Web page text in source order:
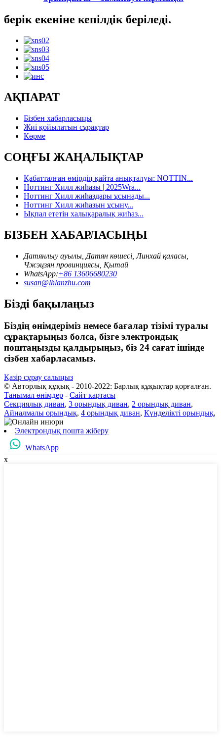
берік екеніне кепілдік беріледі.
АҚПАРАТ
Бізбен хабарласыңы
Жиі қойылатын сұрақтар
Көрме
СОҢҒЫ ЖАҢАЛЫҚТАР
Қабатталған өмірдің қайта анықталуы: NOTTIN...
Ноттинг Хилл жиһазы | 2025Wra...
Ноттинг Хилл жиһаздары ұсынады...
Ноттинг Хилл жиһазын ұсыну...
Ықпал ететін халықаралық жиһаз...
БІЗБЕН ХАБАРЛАСЫҢЫ
Датянлыу ауылы, Датян көшесі, Линхай қаласы,
Чжэцзян провинциясы, Қытай
WhatsApp:+86 13606680230
susan@lhlanzhu.com
Бізді бақылаңыз
Біздің өнімдеріміз немесе бағалар тізімі туралы
сұрақтарыңыз болса, бізге электрондық
поштаңызды қалдырыңыз, біз 24 сағат ішінде
сізбен хабарласамыз.
Қазір сұрау салыңыз
© Авторлық құқық - 2010-2022: Барлық құқықтар қорғалған.
Танымал өнімдер - Сайт картасы
Секциялық диван, 3 орындық диван, 2 орындық диван,
Айналмалы орындық, 4 орындық диван, Күнделікті орындық,
Электрондық пошта жіберу
WhatsApp
x